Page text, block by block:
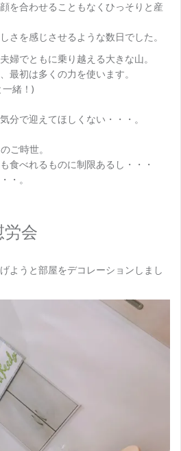
を合わせることもなくひっそりと産
さを感じさせるような数日でした。
婦でともに乗り越える大きな山。
最初は多くの力を使います。
緒！)
分で迎えてほしくない・・・。
ご時世。
食べれるものに制限あるし・・・
・。
労会
ようと部屋をデコレーションしまし